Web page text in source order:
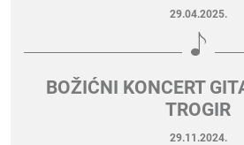
29.04.2025.
BOŽIĆNI KONCERT
TROGIR
29.11.2024.